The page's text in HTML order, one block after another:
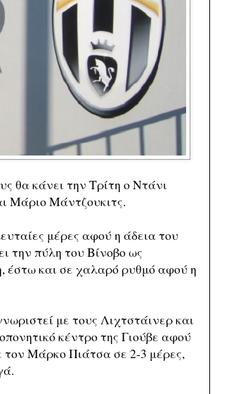
θα κάνει την Τρίτη ο Ντάνι
Μάριο Μάντζουκιτς.
μέρες αφού η άδεια του
την πύλη του Βίνοβο ως
έστω και σε χαλαρό ρυθμό αφού η
με τους Λιχτστάινερ και
κέντρο της Γιούβε αφού
τον Μάρκο Πιάτσα σε 2-3 μέρες,